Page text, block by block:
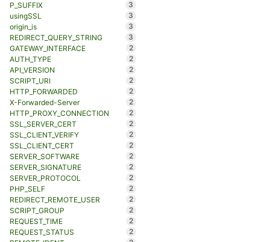
P_SUFFIX
3
usingSSL
3
origin_is
3
REDIRECT_QUERY_STRING
3
GATEWAY_INTERFACE
2
AUTH_TYPE
2
API_VERSION
2
SCRIPT_URI
2
HTTP_FORWARDED
2
X-Forwarded-Server
2
HTTP_PROXY_CONNECTION
2
SSL_SERVER_CERT
2
SSL_CLIENT_VERIFY
2
SSL_CLIENT_CERT
2
SERVER_SOFTWARE
2
SERVER_SIGNATURE
2
SERVER_PROTOCOL
2
PHP_SELF
2
REDIRECT_REMOTE_USER
2
SCRIPT_GROUP
2
REQUEST_TIME
2
REQUEST_STATUS
2